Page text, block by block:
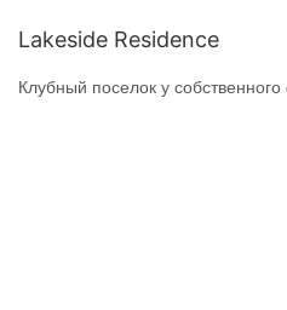
Lakeside Residence
Клубный поселок у